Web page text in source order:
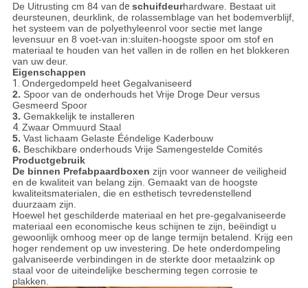
De Uitrusting cm 84 van de schuifdeurhardware. Bestaat uit
deursteunen, deurklink, de rolassemblage van het bodemverblijf,
het systeem van de polyethyleenrol voor sectie met lange
levensuur en 8 voet-van in:sluiten-hoogste spoor om stof en
materiaal te houden van het vallen in de rollen en het blokkeren
van uw deur.
Eigenschappen
1. Ondergedompeld heet Gegalvaniseerd
2. Spoor van de onderhouds het Vrije Droge Deur versus
Gesmeerd Spoor
3. Gemakkelijk te installeren
4. Zwaar Ommuurd Staal
5. Vast lichaam Gelaste Ééndelige Kaderbouw
6. Beschikbare onderhouds Vrije Samengestelde Comités
Productgebruik
De binnen Prefabpaardboxen zijn voor wanneer de veiligheid
en de kwaliteit van belang zijn. Gemaakt van de hoogste
kwaliteitsmaterialen, die en esthetisch tevredenstellend
duurzaam zijn.
Hoewel het geschilderde materiaal en het pre-gegalvaniseerde
materiaal een economische keus schijnen te zijn, beëindigt u
gewoonlijk omhoog meer op de lange termijn betalend. Krijg een
hoger rendement op uw investering. De hete onderdompeling
galvaniseerde verbindingen in de sterkte door metaalzink op
staal voor de uiteindelijke bescherming tegen corrosie te
plakken.